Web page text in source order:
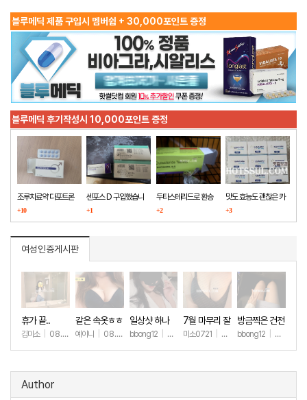
블루메딕 제품 구입시 멤버쉽 + 30,000포인트 증정
블루메딕 후기작성시 10,000포인트 증정
조루치료약 다포트론
구매했습니다
+10
센포스 D 구입했습니
다
+1
두타스테리드로 환승
+2
맛도 효능도 괜찮은 카
마그라
+3
여성인증게시판
휴가 끝..
김미소 08.07 +177
같은 속옷ㅎㅎ
예이니 08.04 +69
일상샷 하나
bbong12 07.31+90
7월 마무리 잘
하세요🫶
미소0721 07.31+260
방금찍은 건전
한 일상샷
bbong12 07.28
Author